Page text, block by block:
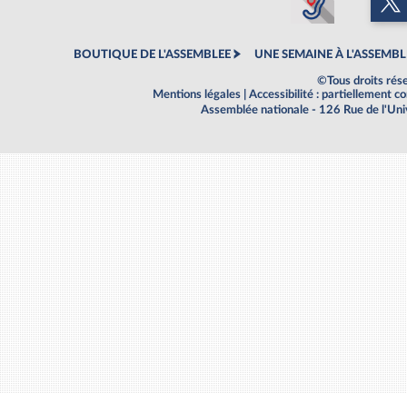
BOUTIQUE DE L'ASSEMBLEE UNE SEMAINE À
©Tous droits
Mentions légales
Accessibilité : partiellement
Assemblée nationale - 126 Rue de